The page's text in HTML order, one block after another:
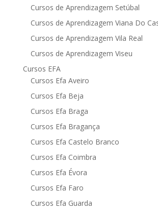
Cursos de Aprendizagem Setúbal
Cursos de Aprendizagem Viana Do
Cursos de Aprendizagem Vila Real
Cursos de Aprendizagem Viseu
Cursos EFA
Cursos Efa Aveiro
Cursos Efa Beja
Cursos Efa Braga
Cursos Efa Bragança
Cursos Efa Castelo Branco
Cursos Efa Coimbra
Cursos Efa Évora
Cursos Efa Faro
Cursos Efa Guarda